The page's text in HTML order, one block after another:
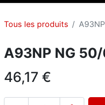
Tous les produits
A93NP NG
46,17 €